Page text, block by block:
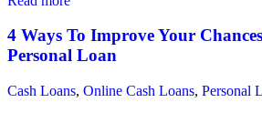
4 Ways To Improve Your
Personal Loan
Cash Loans, Online Cash Loans, Personal